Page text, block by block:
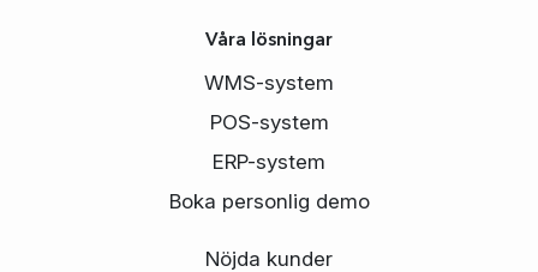
Våra lösningar
WMS-system
POS-system
ERP-system
Boka personlig demo
Nöjda kunder